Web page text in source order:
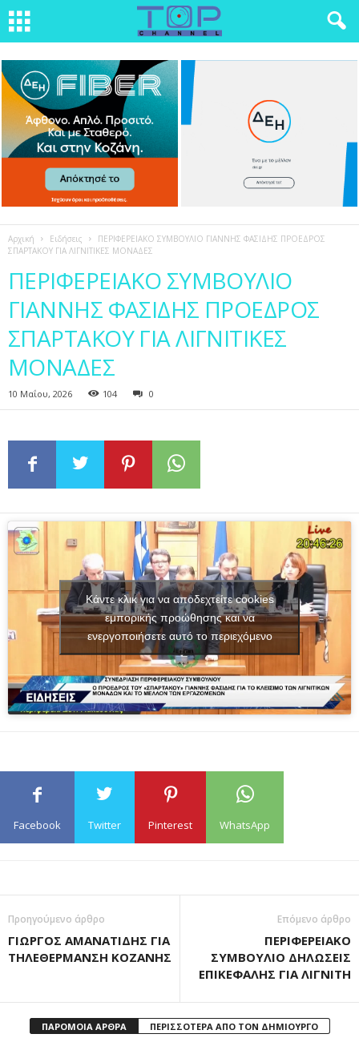
Αρχική Ειδήσεις
ΠΕΡΙΦΕΡΕΙΑΚΟ ΣΥΜΒΟΥΛΙΟ ΓΙΑΝΝΗΣ ΦΑΣΙΔΗΣ ΠΡΟΕΔΡΟΣ
ΣΠΑΡΤΑΚΟΥ ΓΙΑ ΛΙΓΝΙΤΙΚΕΣ ΜΟΝΑΔΕΣ
ΠΕΡΙΦΕΡΕΙΑΚΟ ΣΥΜΒΟΥΛΙΟ
ΓΙΑΝΝΗΣ ΦΑΣΙΔΗΣ ΠΡΟΕΔΡΟΣ
ΣΠΑΡΤΑΚΟΥ ΓΙΑ ΛΙΓΝΙΤΙΚΕΣ
ΜΟΝΑΔΕΣ
10 Μαΐου, 2026 104 0
Κάντε κλικ για να αποδεχτείτε cookies
εμπορικής προώθησης και να
ενεργοποιήσετε αυτό το περιεχόμενο
Facebook Twitter Pinterest WhatsApp
Προηγούμενο άρθρο
ΓΙΩΡΓΟΣ ΑΜΑΝΑΤΙΔΗΣ ΓΙΑ
ΤΗΛΕΘΕΡΜΑΝΣΗ ΚΟΖΑΝΗΣ
Επόμενο άρθρο
ΠΕΡΙΦΕΡΕΙΑΚΟ
ΣΥΜΒΟΥΛΙΟ ΔΗΛΩΣΕΙΣ
ΕΠΙΚΕΦΑΛΗΣ ΓΙΑ ΛΙΓΝΙΤΗ
ΠΑΡΟΜΟΙΑ ΑΡΘΡΑ ΠΕΡΙΣΣΟΤΕΡΑ ΑΠΟ ΤΟΝ ΔΗΜΙΟΥΡΓΟ